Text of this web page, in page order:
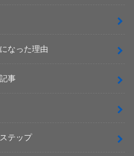
なった理由
事
テップ